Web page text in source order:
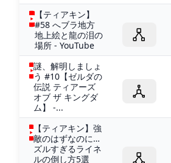
【ティアキン】
#58 へブラ地方
地上絵と龍の泪の
場所 - YouTube
謎、解明しましょ
う #10【ゼルダの
伝説 ティアーズ
オブ ザ キングダ
ム】 -...
【ティアキン】強
敵のはずなのに…
ズルすぎるライネ
ルの倒し方5選